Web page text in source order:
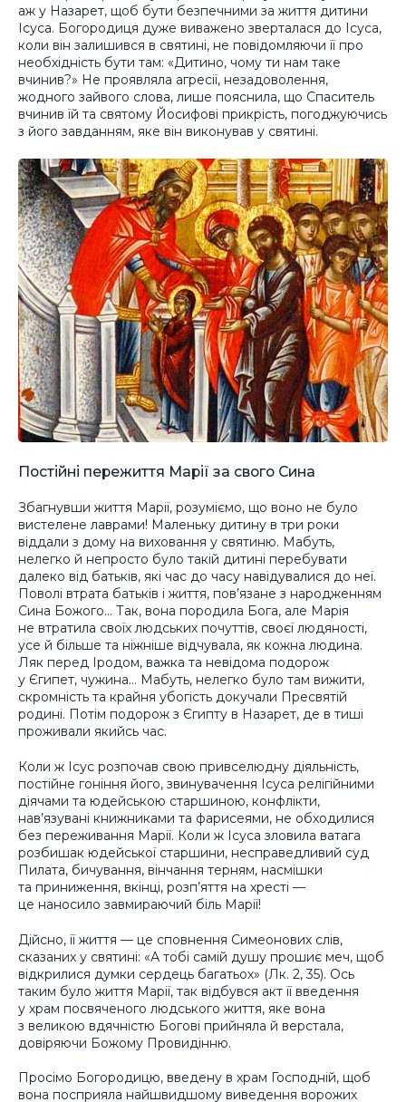
аж у Назарет, щоб бути безпечними за життя дитини
Ісуса. Богородиця дуже виважено зверталася до Ісуса,
коли він залишився в святині, не повідомляючи її про
необхідність бути там: «Дитино, чому ти нам таке
вчинив?» Не проявляла агресії, незадоволення,
жодного зайвого слова, лише пояснила, що Спаситель
вчинив їй та святому Йосифові прикрість, погоджуючись
з його завданням, яке він виконував у святині.
Постійні пережиття Марії за свого Сина
Збагнувши життя Марії, розуміємо, що воно не було
вистелене лаврами! Маленьку дитину в три роки
віддали з дому на виховання у святиню. Мабуть,
нелегко й непросто було такій дитині перебувати
далеко від батьків, які час до часу навідувалися до неї.
Поволі втрата батьків і життя, пов’язане з народженням
Сина Божого… Так, вона породила Бога, але Марія
не втратила своїх людських почуттів, своєї людяності,
усе й більше та ніжніше відчувала, як кожна людина.
Ляк перед Іродом, важка та невідома подорож
у Єгипет, чужина… Мабуть, нелегко було там вижити,
скромність та крайня убогість докучали Пресвятій
родині. Потім подорож з Єгипту в Назарет, де в тиші
проживали якийсь час.
Коли ж Ісус розпочав свою привселюдну діяльність,
постійне гоніння його, звинувачення Ісуса релігійними
діячами та юдейською старшиною, конфлікти,
нав’язувані книжниками та фарисеями, не обходилися
без переживання Марії. Коли ж Ісуса зловила ватага
розбишак юдейської старшини, несправедливий суд
Пилата, бичування, вінчання терням, насмішки
та приниження, вкінці, розп’яття на хресті —
це наносило завмираючий біль Марії!
Дійсно, її життя — це сповнення Симеонових слів,
сказаних у святині: «А тобі самій душу прошиє меч, щоб
відкрилися думки сердець багатьох» (Лк. 2, 35). Ось
таким було життя Марії, так відбувся акт її введення
у храм посвяченого людського життя, яке вона
з великою вдячністю Богові прийняла й верстала,
довіряючи Божому Провидінню.
Просімо Богородицю, введену в храм Господній, щоб
вона посприяла найшвидшому виведення ворожих